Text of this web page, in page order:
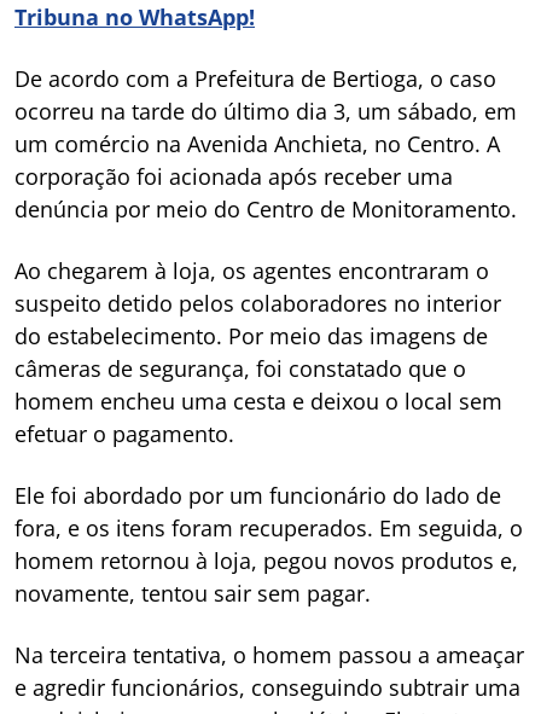
Tribuna no WhatsApp!
De acordo com a Prefeitura de Bertioga, o caso
ocorreu na tarde do último dia 3, um sábado, em
um comércio na Avenida Anchieta, no Centro. A
corporação foi acionada após receber uma
denúncia por meio do Centro de Monitoramento.
Ao chegarem à loja, os agentes encontraram o
suspeito detido pelos colaboradores no interior
do estabelecimento. Por meio das imagens de
câmeras de segurança, foi constatado que o
homem encheu uma cesta e deixou o local sem
efetuar o pagamento.
Ele foi abordado por um funcionário do lado de
fora, e os itens foram recuperados. Em seguida, o
homem retornou à loja, pegou novos produtos e,
novamente, tentou sair sem pagar.
Na terceira tentativa, o homem passou a ameaçar
e agredir funcionários, conseguindo subtrair uma